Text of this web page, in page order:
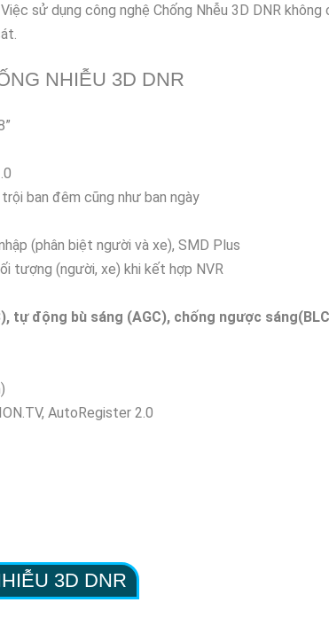
sử dụng công nghệ Chống Nhễu 3D DNR
NHIỄU 3D DNR
ban đêm cũng như ban ngày
(phân biệt người và xe), SMD Plus
tượng (người, xe) khi kết hợp NVR
tự động bù sáng (AGC), chống ngược
AutoRegister 2.0
3D DNR